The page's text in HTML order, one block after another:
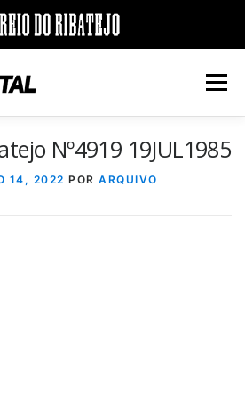
Menu
DÉCADAS
Nº4919 19JUL1985
14, 2022 POR ARQUIVO